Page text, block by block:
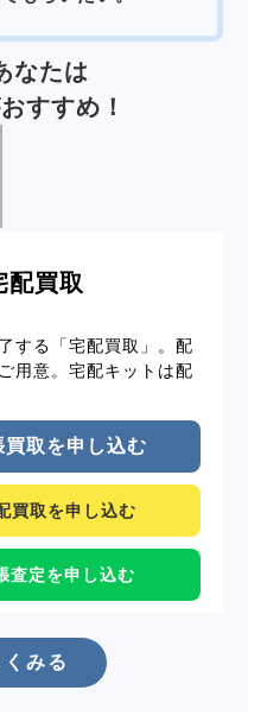
なたは
すすめ！
配買取
する「宅配買取」。配
用意。宅配キットは配
買取を申し込む
買取を申し込む
査定を申し込む
みる